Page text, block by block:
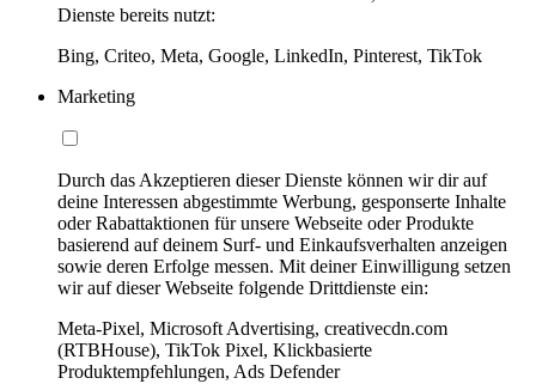
Dienste bereits nutzt:
Bing, Criteo, Meta, Google, LinkedIn, Pinterest, TikTok
Marketing
Durch das Akzeptieren dieser Dienste können wir dir auf
deine Interessen abgestimmte Werbung, gesponserte Inhalte
oder Rabattaktionen für unsere Webseite oder Produkte
basierend auf deinem Surf- und Einkaufsverhalten anzeigen
sowie deren Erfolge messen. Mit deiner Einwilligung setzen
wir auf dieser Webseite folgende Drittdienste ein:
Meta-Pixel, Microsoft Advertising, creativecdn.com
(RTBHouse), TikTok Pixel, Klickbasierte
Produktempfehlungen, Ads Defender